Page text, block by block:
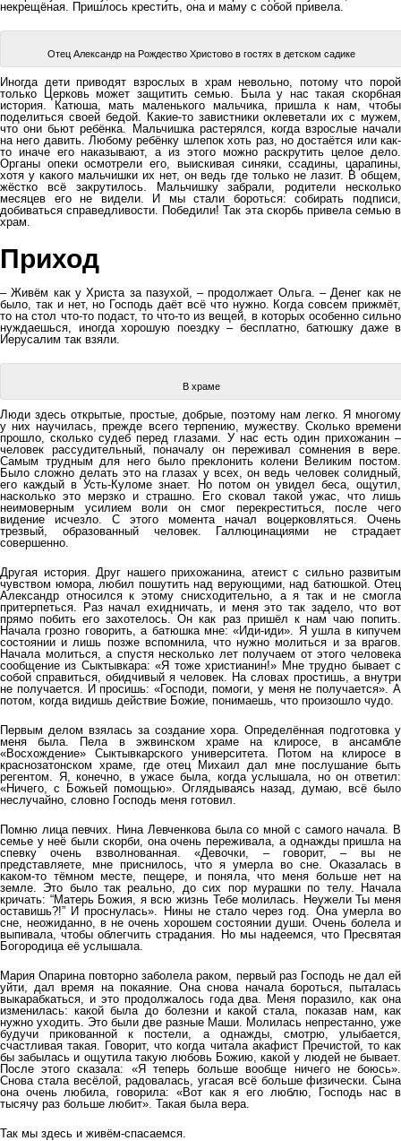
некрещёная. Пришлось крестить, она и маму с собой привела.
Отец Александр на Рождество Христово в гостях в детском садике
Иногда дети приводят взрослых в храм невольно, потому что порой
только Церковь может защитить семью. Была у нас такая скорбная
история. Катюша, мать маленького мальчика, пришла к нам, чтобы
поделиться своей бедой. Какие-то завистники оклеветали их с мужем,
что они бьют ребёнка. Мальчишка растерялся, когда взрослые начали
на него давить. Любому ребёнку шлепок хоть раз, но достаётся или как-
то иначе его наказывают, а из этого можно раскрутить целое дело.
Органы опеки осмотрели его, выискивая синяки, ссадины, царапины,
хотя у какого мальчишки их нет, он ведь где только не лазит. В общем,
жёстко всё закрутилось. Мальчишку забрали, родители несколько
месяцев его не видели. И мы стали бороться: собирать подписи,
добиваться справедливости. Победили! Так эта скорбь привела семью в
храм.
Приход
– Живём как у Христа за пазухой, – продолжает Ольга. – Денег как не
было, так и нет, но Господь даёт всё что нужно. Когда совсем прижмёт,
то на стол что-то подаст, то что-то из вещей, в которых особенно сильно
нуждаешься, иногда хорошую поездку – бесплатно, батюшку даже в
Иерусалим так взяли.
В храме
Люди здесь открытые, простые, добрые, поэтому нам легко. Я многому
у них научилась, прежде всего терпению, мужеству. Сколько времени
прошло, сколько судеб перед глазами. У нас есть один прихожанин –
человек рассудительный, поначалу он переживал сомнения в вере.
Самым трудным для него было преклонить колени Великим постом.
Было сложно делать это на глазах у всех, он ведь человек солидный,
его каждый в Усть-Куломе знает. Но потом он увидел беса, ощутил,
насколько это мерзко и страшно. Его сковал такой ужас, что лишь
неимоверным усилием воли он смог перекреститься, после чего
видение исчезло. С этого момента начал воцерковляться. Очень
трезвый, образованный человек. Галлюцинациями не страдает
совершенно.
Другая история. Друг нашего прихожанина, атеист с сильно развитым
чувством юмора, любил пошутить над верующими, над батюшкой. Отец
Александр относился к этому снисходительно, а я так и не смогла
притерпеться. Раз начал ехидничать, и меня это так задело, что вот
прямо побить его захотелось. Он как раз пришёл к нам чаю попить.
Начала грозно говорить, а батюшка мне: «Иди-иди». Я ушла в кипучем
состоянии и лишь позже вспомнила, что нужно молиться и за врагов.
Начала молиться, а спустя несколько лет получаем от этого человека
сообщение из Сыктывкара: «Я тоже христианин!» Мне трудно бывает с
собой справиться, обидчивый я человек. На словах простишь, а внутри
не получается. И просишь: «Господи, помоги, у меня не получается». А
потом, когда видишь действие Божие, понимаешь, что произошло чудо.
Первым делом взялась за создание хора. Определённая подготовка у
меня была. Пела в эжвинском храме на клиросе, в ансамбле
«Восхождение» Сыктывкарского университета. Потом на клиросе в
краснозатонском храме, где отец Михаил дал мне послушание быть
регентом. Я, конечно, в ужасе была, когда услышала, но он ответил:
«Ничего, с Божьей помощью». Оглядываясь назад, думаю, всё было
неслучайно, словно Господь меня готовил.
Помню лица певчих. Нина Левченкова была со мной с самого начала. В
семье у неё были скорби, она очень переживала, а однажды пришла на
спевку очень взволнованная. «Девочки, – говорит, – вы не
представляете, мне приснилось, что я умерла во сне. Оказалась в
каком-то тёмном месте, пещере, и поняла, что меня больше нет на
земле. Это было так реально, до сих пор мурашки по телу. Начала
кричать: “Матерь Божия, я всю жизнь Тебе молилась. Неужели Ты меня
оставишь?!” И проснулась». Нины не стало через год. Она умерла во
сне, неожиданно, в не очень хорошем состоянии души. Очень болела и
выпивала, чтобы облегчить страдания. Но мы надеемся, что Пресвятая
Богородица её услышала.
Мария Опарина повторно заболела раком, первый раз Господь не дал ей
уйти, дал время на покаяние. Она снова начала бороться, пыталась
выкарабкаться, и это продолжалось года два. Меня поразило, как она
изменилась: какой была до болезни и какой стала, показав нам, как
нужно уходить. Это были две разные Маши. Молилась непрестанно, уже
будучи прикованной к постели, а однажды, смотрю, улыбается,
счастливая такая. Говорит, что когда читала акафист Пречистой, то как
бы забылась и ощутила такую любовь Божию, какой у людей не бывает.
После этого сказала: «Я теперь больше вообще ничего не боюсь».
Снова стала весёлой, радовалась, угасая всё больше физически. Сына
она очень любила, говорила: «Вот как я его люблю, Господь нас в
тысячу раз больше любит». Такая была вера.
Так мы здесь и живём-спасаемся.